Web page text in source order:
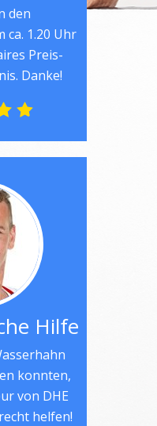
den
ca. 1.20 Uhr
Preis-
Danke!
Hilfe
konnten,
von DHE
helfen!